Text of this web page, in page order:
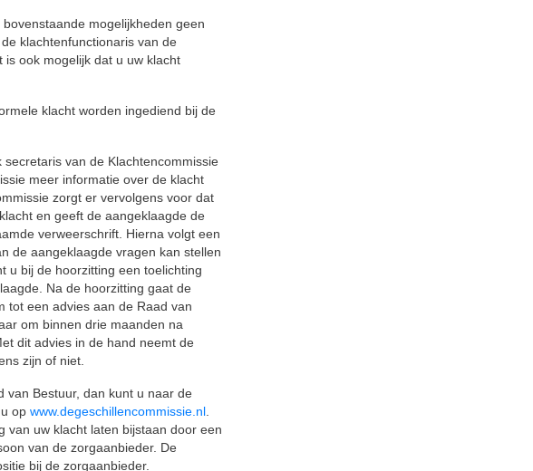
mogelijkheden geen
klachtenfunctionaris van de
is ook mogelijk dat u uw klacht
klacht worden ingediend bij de
van de Klachtencommissie
meer informatie over de klacht
zorgt er vervolgens voor dat
en geeft de aangeklaagde de
verweerschrift. Hierna volgt een
de aangeklaagde vragen kan stellen
u bij de hoorzitting een toelichting
Na de hoorzitting gaat de
tot een advies aan de Raad van
om binnen drie maanden na
dit advies in de hand neemt de
zijn of niet.
van Bestuur, dan kunt u naar de
op www.degeschillencommissie.nl
van uw klacht laten bijstaan door een
van de zorgaanbieder. De
bij de zorgaanbieder.